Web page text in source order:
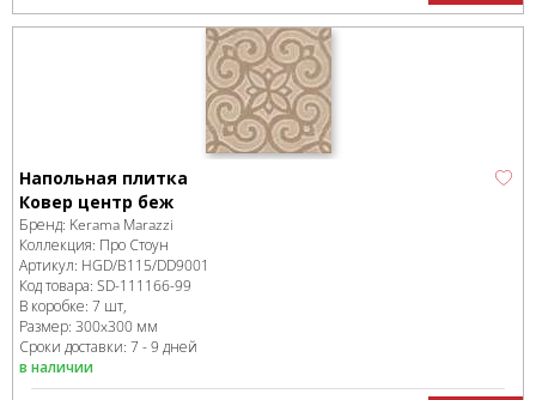
Напольная плитка
Ковер центр беж
Бренд: Kerama Marazzi
Коллекция: Про Стоун
Артикул: HGD/B115/DD9001
Код товара: SD-111166-99
В коробке: 7 шт,
Размер: 300x300 мм
Сроки доставки: 7 - 9 дней
в наличии